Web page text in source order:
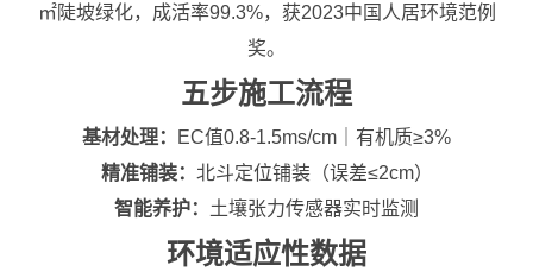
㎡陡坡绿化，成活率99.3%，获2023中国人居环境范例
奖。
五步施工流程
基材处理：
EC值0.8-1.5ms/cm｜有机质≥3%
精准铺装： 北斗定位铺装（误差≤2cm）
智能养护： 土壤张力传感器实时监测
环境适应性数据